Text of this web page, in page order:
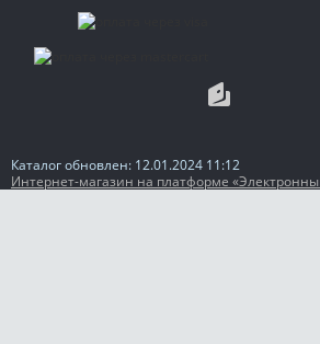
Каталог обновлен: 12.01.2024 11:12
Интернет-магазин на платформе